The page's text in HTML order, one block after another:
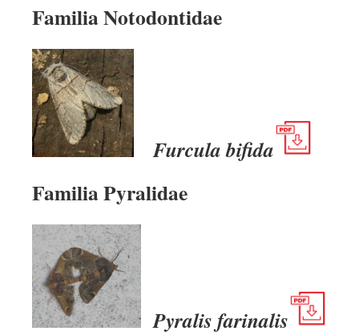
Familia Notodontidae
Furcula bifida
Familia Pyralidae
Pyralis farinalis